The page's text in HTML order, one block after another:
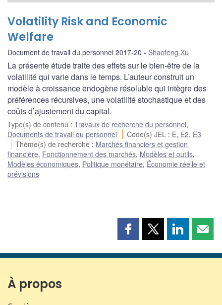
Volatility Risk and Economic
Welfare
Document de travail du personnel 2017-20 Shaofeng Xu
La présente étude traite des effets sur le bien-être de la
volatilité qui varie dans le temps. L’auteur construit un
modèle à croissance endogène résoluble qui intègre des
préférences récursives, une volatilité stochastique et des
coûts d’ajustement du capital.
Type(s) de contenu : Travaux de recherche du personnel,
Documents de travail du personnel
Code(s) JEL : E, E2, E3
Thème(s) de recherche : Marchés financiers et gestion
financière, Fonctionnement des marchés, Modèles et outils,
Modèles économiques, Politique monétaire, Économie réelle et
prévisions
Partager
page
Partager
page
Partager
page page
À propos